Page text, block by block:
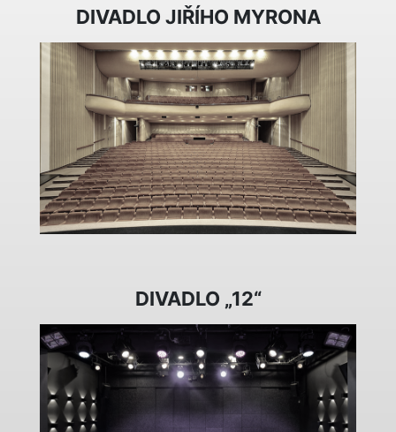
DIVADLO JIŘÍHO MYRONA
DIVADLO „12“